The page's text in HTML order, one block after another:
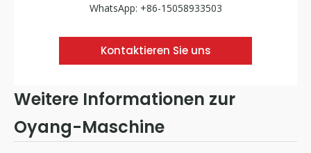
WhatsApp: +86-15058933503
Kontaktieren Sie uns
Weitere Informationen zur
Oyang-Maschine